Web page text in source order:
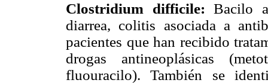
Clostridium difficile: Bacilo
diarrea, colitis asociada a
pacientes que han recibido
drogas antineoplásicas
fluouracilo). También se